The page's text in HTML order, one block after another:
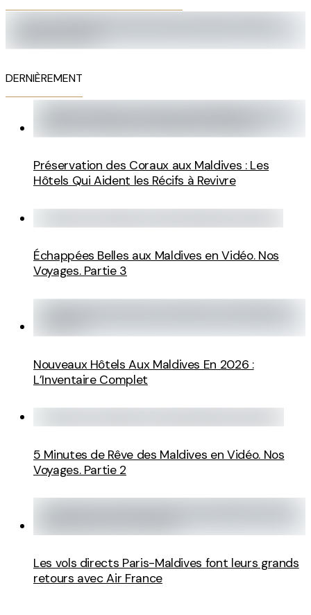
DERNIÈREMENT
Préservation des Coraux aux Maldives : Les
Hôtels Qui Aident les Récifs à Revivre
Échappées Belles aux Maldives en Vidéo. Nos
Voyages. Partie 3
Nouveaux Hôtels Aux Maldives En 2026 :
L’Inventaire Complet
5 Minutes de Rêve des Maldives en Vidéo. Nos
Voyages. Partie 2
Les vols directs Paris-Maldives font leurs grands
retours avec Air France